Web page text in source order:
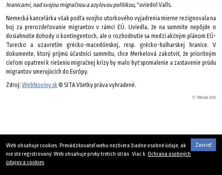
hranicami, nad svojou migračnou a azylovou politikou,“uviedol Valls.
Nemecká kancelárka však podľa svojho utorkového vyjadrenia mierne rezignovala na
boj za prerozdeľovanie migrantov v rámci EÚ. Uviedla, že na summite nepôjde o
dosiahnutie dohody o kontingentoch, ale o rozhodnutie sa medzi akčným plánom EÚ-
Turecko a uzavretím grécko-macedónskej, resp. grécko-bulharskej hranice. V
dokumente, ktorý prijmú účastníci summitu, chce Merkelová zakotviť, že prioritným
cieľom opatrení k riešeniu migračnej krízy by malo byť spomalenie a zastavenie prúdu
migrantov smerujúcich do Európy.
Zdroj: WebNoviny.sk© SITA Všetky práva vyhradené.
17. februára 2016
Zavrieť
Web obsahuje cookies. Prevádzkovateľ webu nezbiera žiadne osobné údaje, ak
nie ste registrovaný. Web obsahuje prvky tretích strán. Viac k: Ochrana osobných
údajov a cookies